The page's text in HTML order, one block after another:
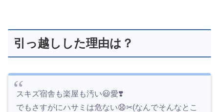
引っ越しした理由は？
スキズ宿舎も楽屋も汚い😃愛❣️
でもさすがにハサミは危ない😧✂(なんでそんなとこ